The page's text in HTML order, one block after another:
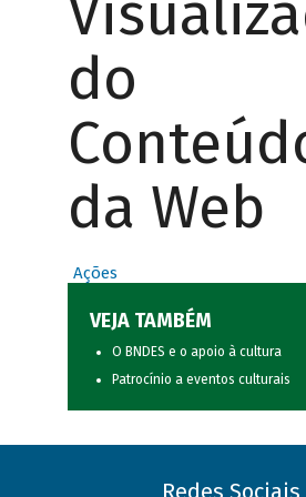
do
da Web
Ações
VEJA TAMBÉM
O BNDES e o apoio à cultura
Patrocínio a eventos culturais
Redes Sociais